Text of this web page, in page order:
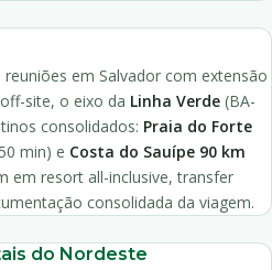
em Salvador com extensão
site, o eixo da Linha Verde (BA-
consolidados: Praia do Forte
min) e Costa do Sauípe 90 km
em resort all-inclusive, transfer
consolidada da viagem.
do Nordeste